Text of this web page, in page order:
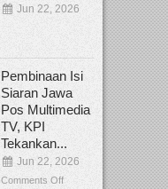
Jun 22, 2026
Pembinaan Isi
Siaran Jawa
Pos Multimedia
TV, KPI
Tekankan...
Jun 22, 2026
Comments Off